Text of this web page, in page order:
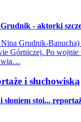
- aktorki
Grudnik-Banucha)
Górniczej. Po wojnie
i słuchowiska
słoniem stoi...